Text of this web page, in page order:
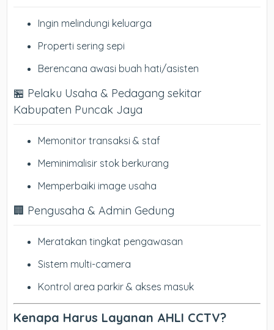
Ingin melindungi keluarga
Properti sering sepi
Berencana awasi buah hati/asisten
🏪 Pelaku Usaha & Pedagang sekitar
Kabupaten Puncak Jaya
Memonitor transaksi & staf
Meminimalisir stok berkurang
Memperbaiki image usaha
🏢 Pengusaha & Admin Gedung
Meratakan tingkat pengawasan
Sistem multi-camera
Kontrol area parkir & akses masuk
Kenapa Harus Layanan AHLI CCTV?